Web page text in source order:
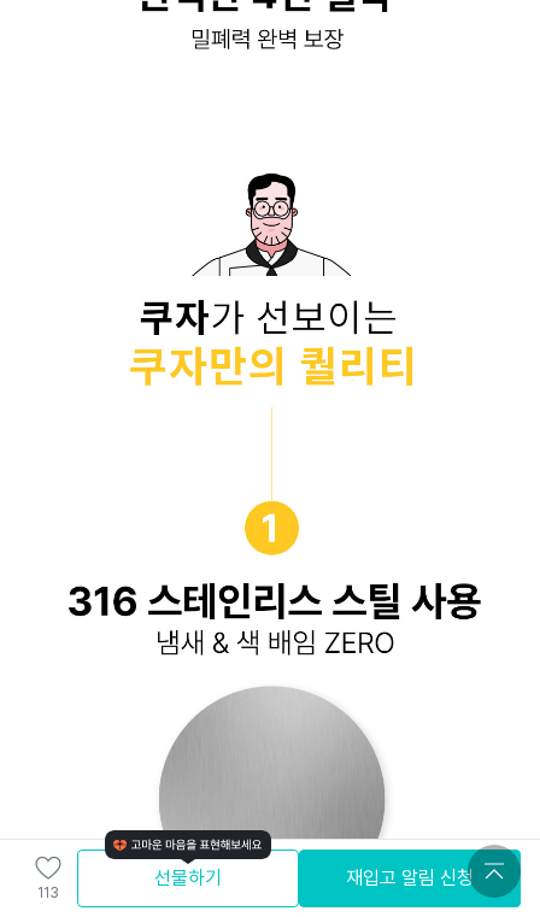
113
선물하기 재입고 알림 신청